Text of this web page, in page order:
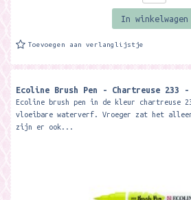
In winkelwagen
Toevoegen aan verlanglijstje
Ecoline Brush Pen - Chartreuse 233 -
Ecoline brush pen in de kleur chartreuse
vloeibare waterverf. Vroeger zat het
zijn er ook...